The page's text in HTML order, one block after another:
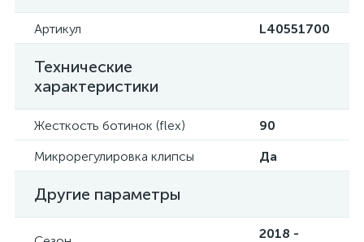
Артикул L40551700
Технические
характеристики
Жесткость ботинок (flex)
90
Микрорегулировка клипсы
Да
Другие параметры
2018 -